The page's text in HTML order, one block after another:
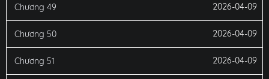
Chương 49 2026-04-09
Chương 50 2026-04-09
Chương 51 2026-04-09